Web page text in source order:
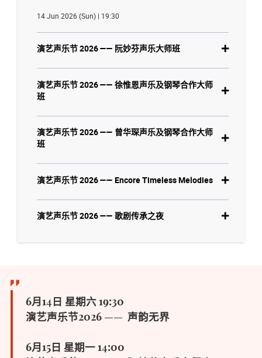
14 Jun 2026 (Sun) | 19:30
演艺声乐节 2026 —— 阮妙芬声乐大师班
演艺声乐节 2026 —— 徐惟恩声乐及钢琴合作大师
班
演艺声乐节 2026 —— 曾华琛声乐及钢琴合作大师
班
演艺声乐节 2026 —— Encore Timeless Melodies
演艺声乐节 2026 —— 歌剧传承之夜
6月14日 星期六 19:30
演艺声乐节2026 —— 声韵无界
6月15日 星期一 14:00